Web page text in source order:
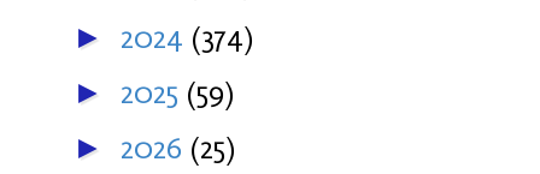
► 2024 (374)
► 2025 (59)
► 2026 (25)